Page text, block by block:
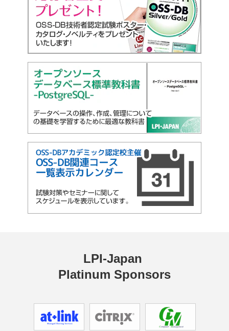
LPI-Japan
Platinum Sponsors